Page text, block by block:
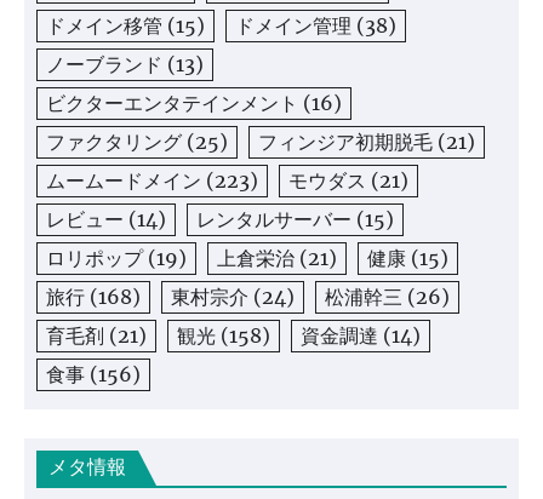
ドメイン移管 (15) ドメイン管理 (38)
ノーブランド (13)
ビクターエンタテインメント (16)
ファクタリング (25) フィンジア初期脱毛 (21)
ムームードメイン (223) モウダス (21)
レビュー (14) レンタルサーバー (15)
ロリポップ(19) 上倉栄治 (21) 健康 (15)
旅行 (168) 東村宗介 (24) 松浦幹三 (26)
育毛剤 (21) 観光 (158) 資金調達 (14)
食事 (156)
メタ情報